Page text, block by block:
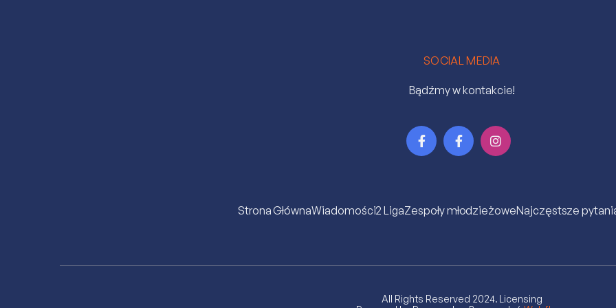
SOCIAL MEDIA
Bądźmy w kontakcie!
  
Strona GłównaWiadomości2 LigaZespoły młodzieżoweNajczęstsze
All Rights Reserved 2024. Licensing